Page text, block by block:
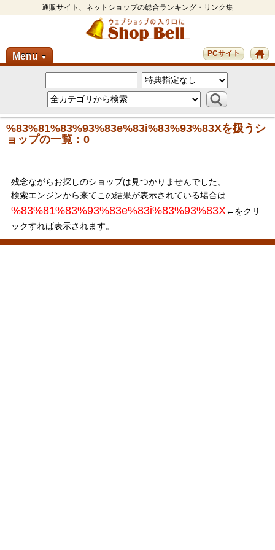
通販サイト、ネットショップの総合ランキング・リンク集
Menu ▼ PCサイト
%83%81%83%93%83e%83i%83%93%83Xを扱うシ
ョップの一覧：0
残念ながらお探しのショップは見つかりませんでした。
検索エンジンから来てこの結果が表示されている場合は
%83%81%83%93%83e%83i%83%93%83X←をクリ
ックすれば表示されます。